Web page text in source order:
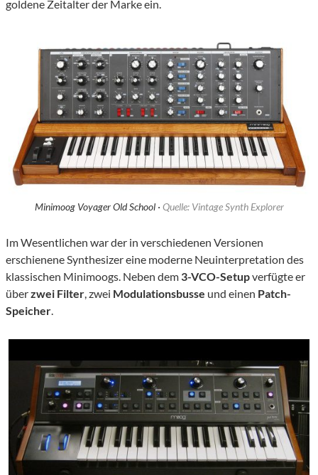
goldene Zeitalter der Marke ein.
Minimoog Voyager Old School · Quelle: Vintage Synth Explorer
Im Wesentlichen war der in verschiedenen Versionen
erschienene Synthesizer eine moderne Neuinterpretation des
klassischen Minimoogs. Neben dem 3-VCO-Setupverfügte er
überzwei Filter, zwei Modulationsbusse und einen Patch-
Speicher.